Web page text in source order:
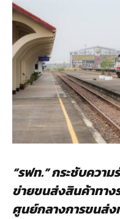
“รฟท.” กระชับควา
ข่ายขนส่งสินค้าทาง
ศูนย์กลางการขนส่ง